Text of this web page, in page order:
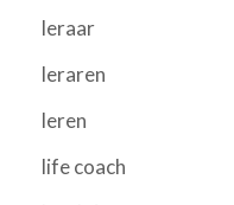
leraar
leraren
leren
life coach